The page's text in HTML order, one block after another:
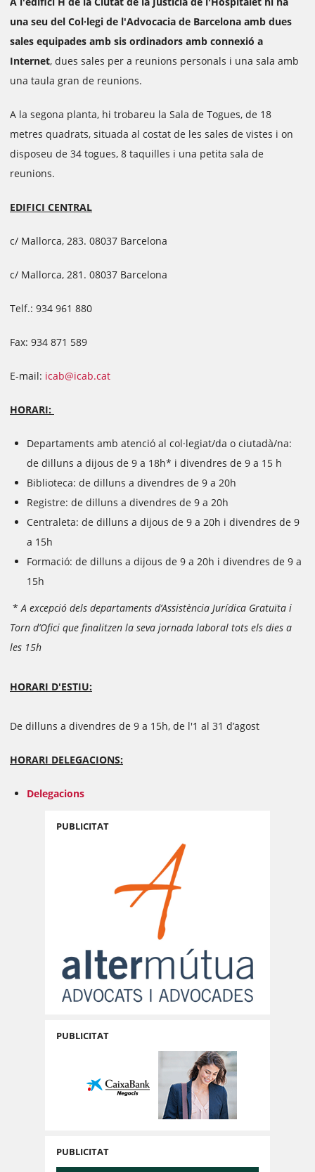
una seu del Col·legi de l'Advocacia de Barcelona amb dues
sales equipades amb sis ordinadors amb connexió a
Internet, dues sales per a reunions personals i una sala amb
una taula gran de reunions.
A la segona planta, hi trobareu la Sala de Togues, de 18
metres quadrats, situada al costat de les sales de vistes i on
disposeu de 34 togues, 8 taquilles i una petita sala de
reunions.
EDIFICI CENTRAL
c/ Mallorca, 283. 08037 Barcelona
c/ Mallorca, 281. 08037 Barcelona
Telf.: 934 961 880
Fax: 934 871 589
E-mail: icab@icab.cat
HORARI:
Departaments amb atenció al col·legiat/da o ciutadà/na:
de dilluns a dijous de 9 a 18h* i divendres de 9 a 15 h
Biblioteca: de dilluns a divendres de 9 a 20h
Registre: de dilluns a divendres de 9 a 20h
Centraleta: de dilluns a dijous de 9 a 20h i divendres de 9
a 15h
Formació: de dilluns a dijous de 9 a 20h i divendres de 9 a
15h
*A excepció dels departaments d’Assistència Jurídica Gratuïta i
Torn d’Ofici que finalitzen la seva jornada laboral tots els dies a
les 15h
HORARI D'ESTIU:
De dilluns a divendres de 9 a 15h, de l'1 al 31 d’agost
HORARI DELEGACIONS:
Delegacions
PUBLICITAT
PUBLICITAT
PUBLICITAT